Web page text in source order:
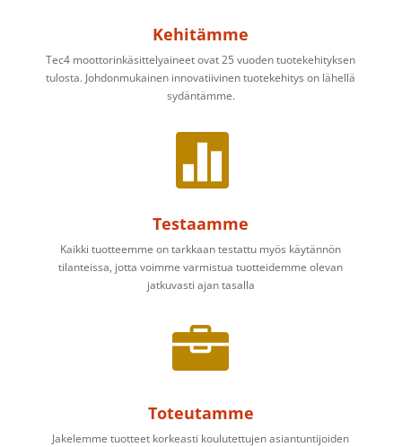
Kehitämme
Tec4 moottorinkäsittelyaineet ovat 25 vuoden tuotekehityksen
tulosta. Johdonmukainen innovatiivinen tuotekehitys on lähellä
sydäntämme.

Testaamme
Kaikki tuotteemme on tarkkaan testattu myös käytännön
tilanteissa, jotta voimme varmistua tuotteidemme olevan
jatkuvasti ajan tasalla

Toteutamme
Jakelemme tuotteet korkeasti koulutettujen asiantuntijoiden